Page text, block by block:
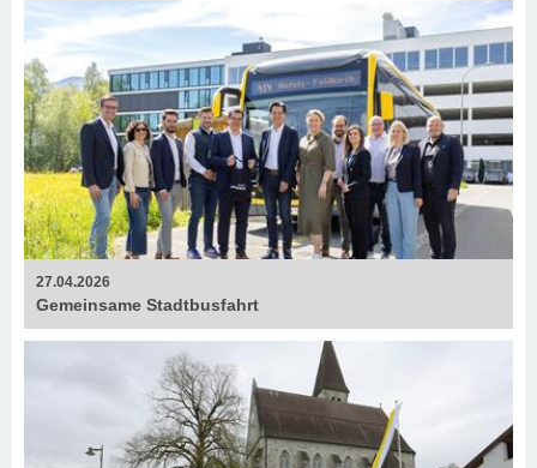
27.04.2026
Gemeinsame Stadtbusfahrt